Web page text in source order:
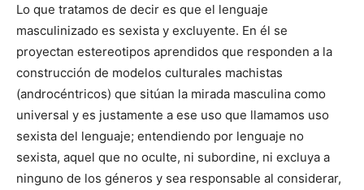
Lo que tratamos de decir es que el lenguaje
masculinizado es sexista y excluyente. En él se
proyectan estereotipos aprendidos que responden a la
construcción de modelos culturales machistas
(androcéntricos) que sitúan la mirada masculina como
universal y es justamente a ese uso que llamamos uso
sexista del lenguaje; entendiendo por lenguaje no
sexista, aquel que no oculte, ni subordine, ni excluya a
ninguno de los géneros y sea responsable al considerar,